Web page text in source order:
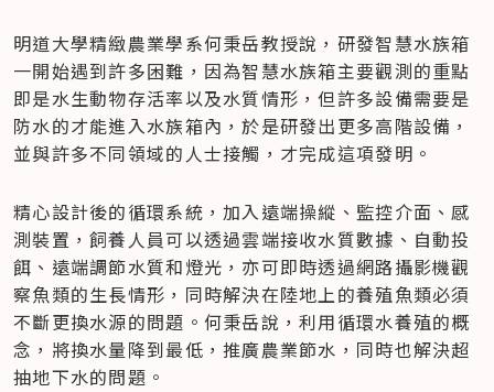
明道大學精緻農業學系何秉岳教授說，研發智慧水族箱
一開始遇到許多困難，因為智慧水族箱主要觀測的重點
即是水生動物存活率以及水質情形，但許多設備需要是
防水的才能進入水族箱內，於是研發出更多高階設備，
並與許多不同領域的人士接觸，才完成這項發明。
精心設計後的循環系統，加入遠端操縱、監控介面、感
測裝置，飼養人員可以透過雲端接收水質數據、自動投
餌、遠端調節水質和燈光，亦可即時透過網路攝影機觀
察魚類的生長情形，同時解決在陸地上的養殖魚類必須
不斷更換水源的問題。何秉岳說，利用循環水養殖的概
念，將換水量降到最低，推廣農業節水，同時也解決超
抽地下水的問題。